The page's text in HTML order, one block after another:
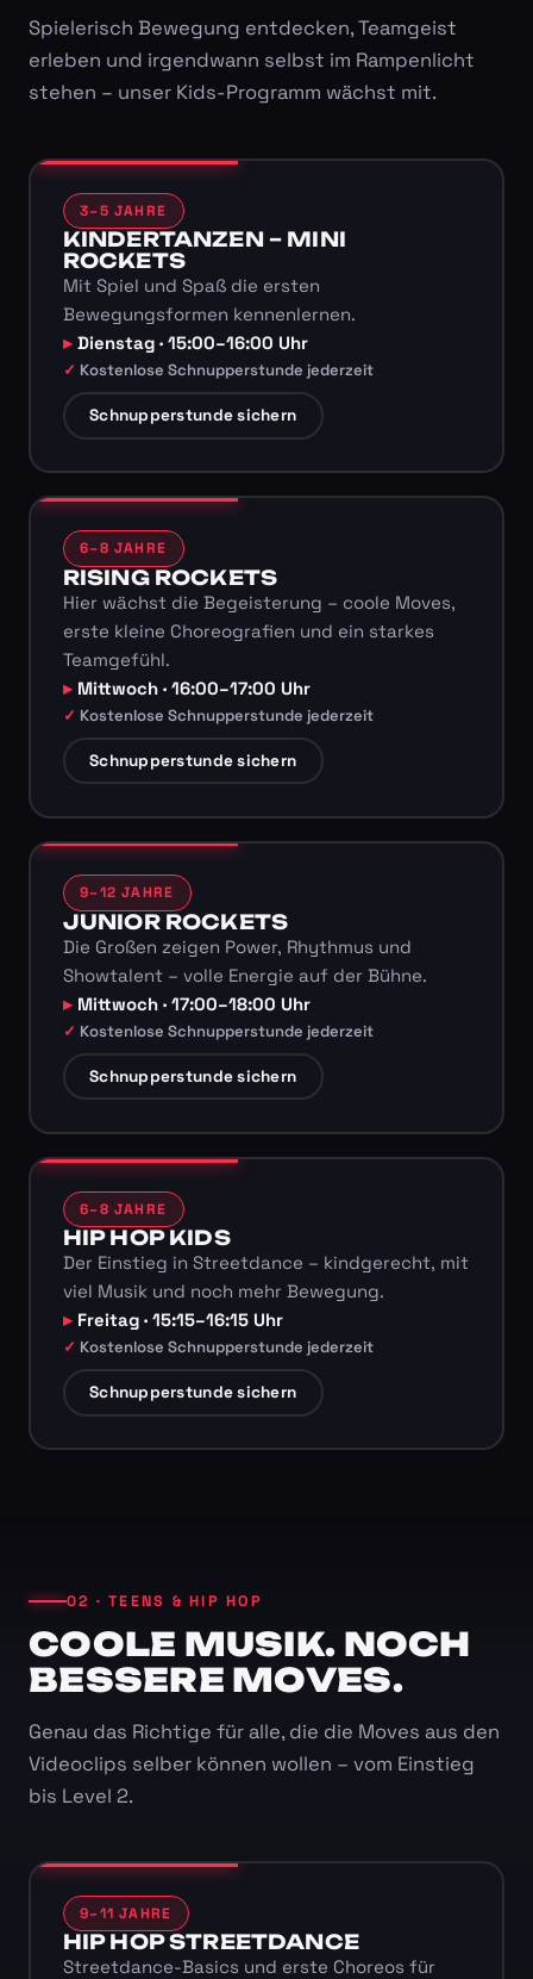
Spielerisch Bewegung entdecken, Teamgeist
erleben und irgendwann selbst im Rampenlicht
stehen – unser Kids-Programm wächst mit.
3–5 JAHRE
KINDERTANZEN – MINI
ROCKETS
Mit Spiel und Spaß die ersten
Bewegungsformen kennenlernen.
Dienstag · 15:00–16:00 Uhr
Kostenlose Schnupperstunde jederzeit
Schnupperstunde sichern
6–8 JAHRE
RISING ROCKETS
Hier wächst die Begeisterung – coole Moves,
erste kleine Choreografien und ein starkes
Teamgefühl.
Mittwoch · 16:00–17:00 Uhr
Kostenlose Schnupperstunde jederzeit
Schnupperstunde sichern
9–12 JAHRE
JUNIOR ROCKETS
Die Großen zeigen Power, Rhythmus und
Showtalent – volle Energie auf der Bühne.
Mittwoch · 17:00–18:00 Uhr
Kostenlose Schnupperstunde jederzeit
Schnupperstunde sichern
6–8 JAHRE
HIP HOP KIDS
Der Einstieg in Streetdance – kindgerecht, mit
viel Musik und noch mehr Bewegung.
Freitag · 15:15–16:15 Uhr
Kostenlose Schnupperstunde jederzeit
Schnupperstunde sichern
02 · TEENS & HIP HOP
COOLE MUSIK. NOCH
BESSERE MOVES.
Genau das Richtige für alle, die die Moves aus den
Videoclips selber können wollen – vom Einstieg
bis Level 2.
9–11 JAHRE
HIP HOP STREETDANCE
Streetdance-Basics und erste Choreos für